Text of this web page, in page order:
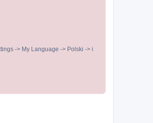
-> My Language -> Polski -> i